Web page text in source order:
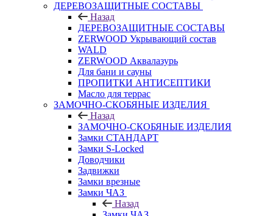
ДЕРЕВОЗАЩИТНЫЕ СОСТАВЫ
Назад
ДЕРЕВОЗАЩИТНЫЕ СОСТАВЫ
ZERWOOD Укрывающий состав
WALD
ZERWOOD Аквалазурь
Для бани и сауны
ПРОПИТКИ АНТИСЕПТИКИ
Масло для террас
ЗАМОЧНО-СКОБЯНЫЕ ИЗДЕЛИЯ
Назад
ЗАМОЧНО-СКОБЯНЫЕ ИЗДЕЛИЯ
Замки СТАНДАРТ
Замки S-Locked
Доводчики
Задвижки
Замки врезные
Замки ЧАЗ
Назад